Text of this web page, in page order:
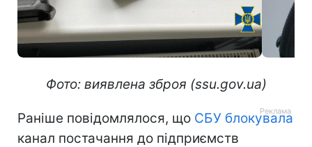
Фото: виявлена зброя (ssu.gov.ua)
Раніше повідомлялося, що СБУ блокувала
канал постачання до підприємств